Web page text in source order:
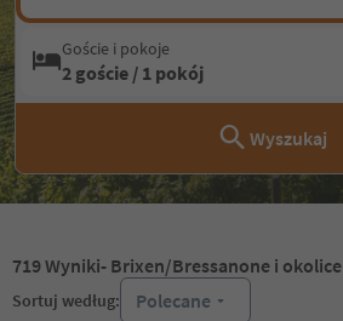
Goście i pokoje
2 goście / 1 pokój
Wyszukaj
719Wyniki- Brixen/Bressanone i okolice
Sortuj według: Polecane